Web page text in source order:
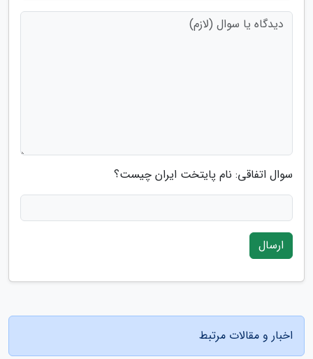
سوال اتفاقی: نام پایتخت ایران چیست؟
ارسال
اخبار و مقالات مرتبط